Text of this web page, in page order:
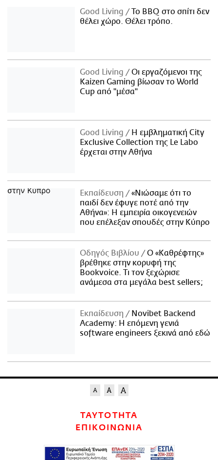
Good Living
Το BBQ στο σπίτι δεν
θέλει χώρο. Θέλει τρόπο.
Good Living
Οι εργαζόμενοι της
Kaizen Gaming βίωσαν το World
Cup από "μέσα"
Good Living
Η εμβληματική City
Exclusive Collection της Le Labo
έρχεται στην Αθήνα
Εκπαίδευση
«Νιώσαμε ότι το
παιδί δεν έφυγε ποτέ από την
Αθήνα»: Η εμπειρία οικογενειών
που επέλεξαν σπουδές στην Κύπρο
Οδηγός Βιβλίου
Ο «Καθρέφτης»
βρέθηκε στην κορυφή της
Bookvoice. Τι τον ξεχώρισε
ανάμεσα στα μεγάλα best sellers;
Εκπαίδευση
Novibet Backend
Academy: Η επόμενη γενιά
software engineers ξεκινά από εδώ
ΤΑΥΤΟΤΗΤΑ
ΕΠΙΚΟΙΝΩΝΙΑ